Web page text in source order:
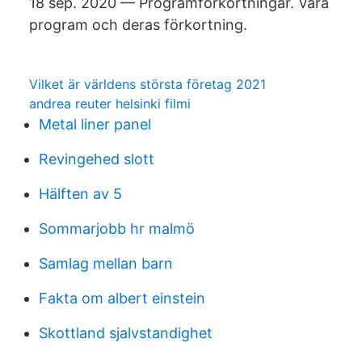
program och deras förkortning.
Vilket är världens största företag 2021
andrea reuter helsinki filmi
Metal liner panel
Revingehed slott
Hälften av 5
Sommarjobb hr malmö
Samlag mellan barn
Fakta om albert einstein
Skottland sjalvstandighet